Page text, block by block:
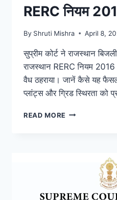
RERC नियम
By Shruti Mishra April 8,
सुप्रीम कोर्ट ने राजस्थान
राजस्थान RERC नियम
वैध ठहराया। जानें कैसे यह
प्लांट्स और ग्रिड स्थिरता को
READ MORE